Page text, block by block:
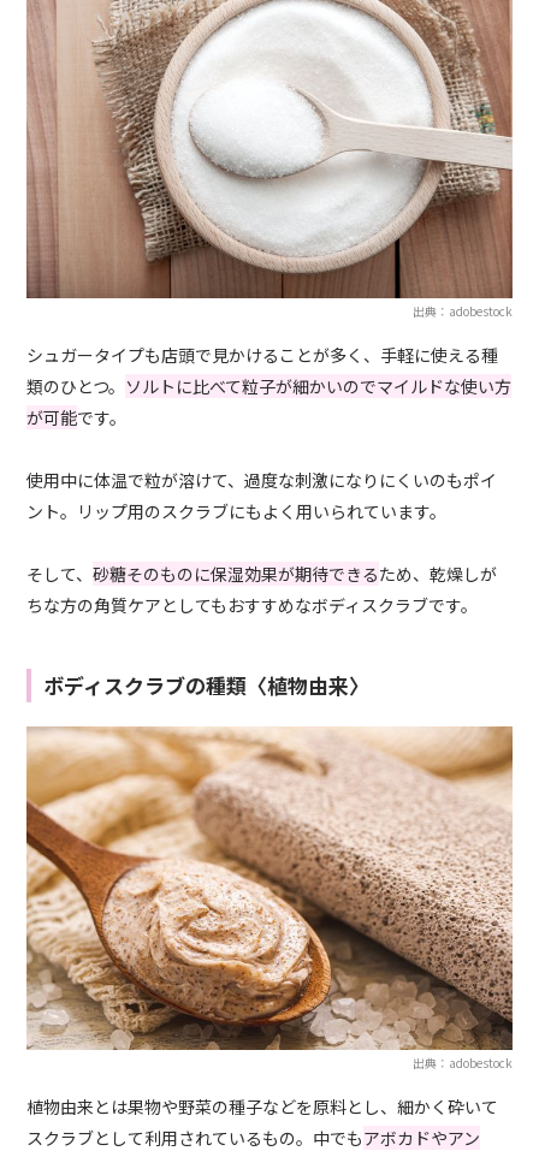
出典：adobestock
シュガータイプも店頭で見かけることが多く、手軽に使える種
類のひとつ。 ソルトに比べて粒子が細かいのでマイルドな使い方
が可能です。
使用中に体温で粒が溶けて、過度な刺激になりにくいのもポイ
ント。リップ用のスクラブにもよく用いられています。
そして、砂糖そのものに保湿効果が期待できるため、乾燥しが
ちな方の角質ケアとしてもおすすめなボディスクラブです。
ボディスクラブの種類〈植物由来〉
出典：adobestock
植物由来とは果物や野菜の種子などを原料とし、細かく砕いて
スクラブとして利用されているもの。中でもアボカドやアン